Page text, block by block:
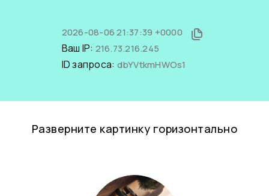
2026-08-06 21:37:39 +0000
Ваш IP: 216.73.216.245
ID запроса: dbYVtkmHWOs1
Разверните картинку горизонтально